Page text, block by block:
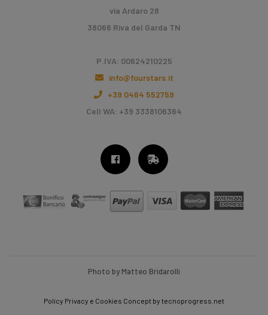
via Ardaro 28
38066 Riva del Garda TN
P.IVA: 00624210225
info@fourstars.it
+39 0464 552759
Cell WA: +39 3338106364
Photo by Matteo Bridarolli
Policy Privacy e Cookies Concept by tecnoprogress.net